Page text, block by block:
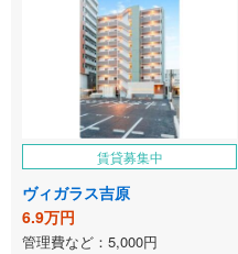
賃貸募集中
ヴィガラス吉原
6.9万円
管理費など：5,000円